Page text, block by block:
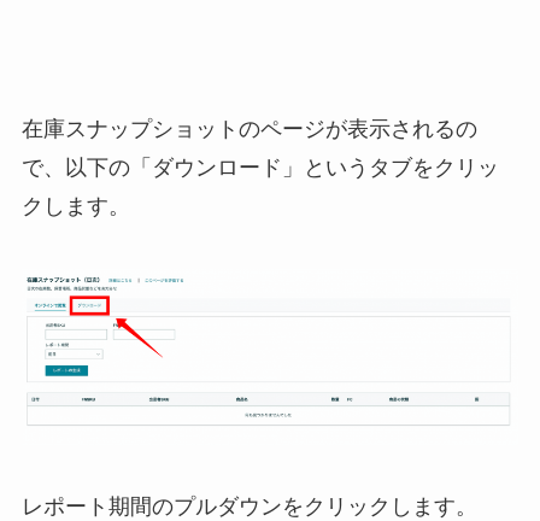
在庫スナップショットのページが表示されるの
で、以下の「ダウンロード」というタブをクリッ
クします。
レポート期間のプルダウンをクリックします。